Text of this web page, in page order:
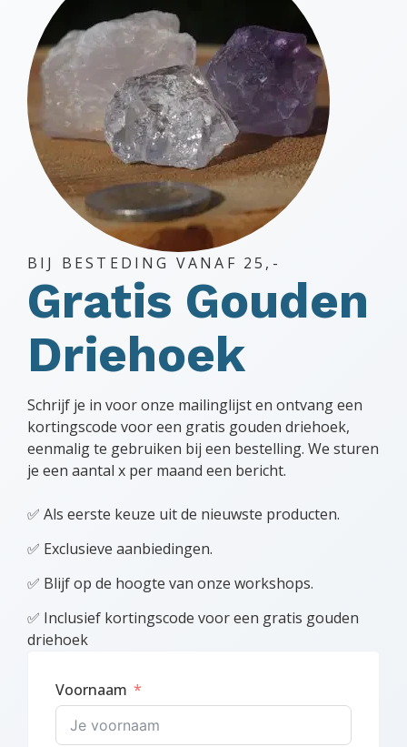
de
productpagina
BIJ BESTEDING VANAF 25,-
Gratis Gouden
Driehoek
Schrijf je in voor onze mailinglijst en ontvang een
kortingscode voor een gratis gouden driehoek,
eenmalig te gebruiken bij een bestelling. We sturen
je een aantal x per maand een bericht.
✅ Als eerste keuze uit de nieuwste producten.
✅ Exclusieve aanbiedingen.
✅ Blijf op de hoogte van onze workshops.
✅ Inclusief kortingscode voor een gratis gouden
driehoek
Voornaam